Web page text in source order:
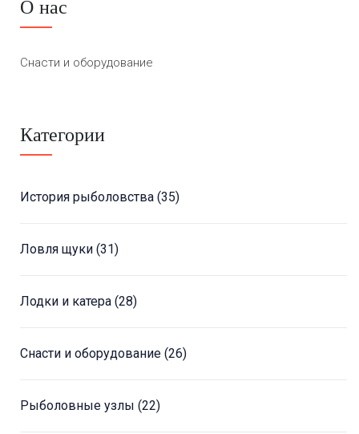
О нас
Снасти и оборудование
Категории
История рыболовства (35)
Ловля щуки (31)
Лодки и катера (28)
Снасти и оборудование (26)
Рыболовные узлы (22)